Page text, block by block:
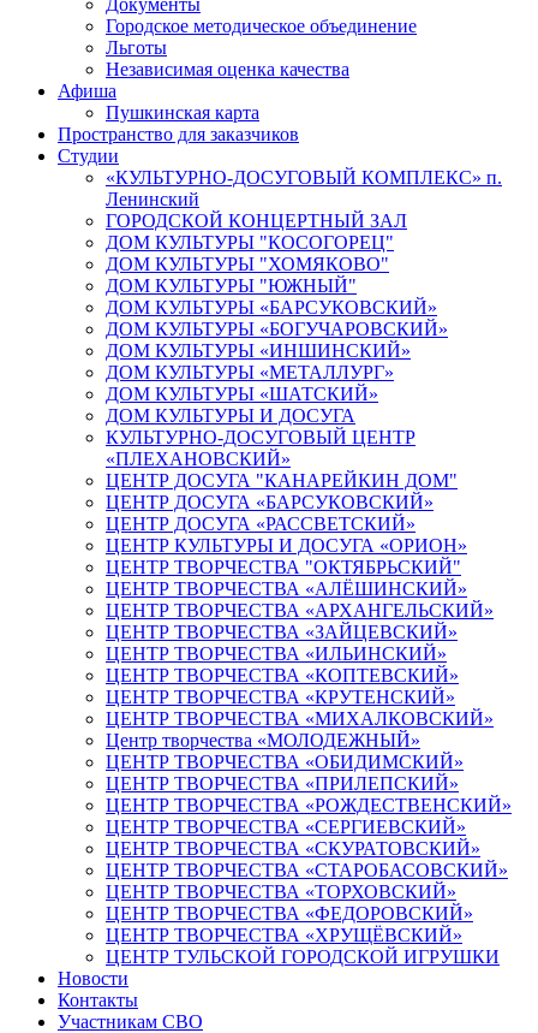
Городское методическое объединение
Льготы
Независимая оценка качества
Афиша
Пушкинская карта
Пространство для заказчиков
Студии
«КУЛЬТУРНО-ДОСУГОВЫЙ КОМПЛЕКС» п.
Ленинский
ГОРОДСКОЙ КОНЦЕРТНЫЙ ЗАЛ
ДОМ КУЛЬТУРЫ "КОСОГОРЕЦ"
ДОМ КУЛЬТУРЫ "ХОМЯКОВО"
ДОМ КУЛЬТУРЫ "ЮЖНЫЙ"
ДОМ КУЛЬТУРЫ «БАРСУКОВСКИЙ»
ДОМ КУЛЬТУРЫ «БОГУЧАРОВСКИЙ»
ДОМ КУЛЬТУРЫ «ИНШИНСКИЙ»
ДОМ КУЛЬТУРЫ «МЕТАЛЛУРГ»
ДОМ КУЛЬТУРЫ «ШАТСКИЙ»
ДОМ КУЛЬТУРЫ И ДОСУГА
КУЛЬТУРНО-ДОСУГОВЫЙ ЦЕНТР
«ПЛЕХАНОВСКИЙ»
ЦЕНТР ДОСУГА "КАНАРЕЙКИН ДОМ"
ЦЕНТР ДОСУГА «БАРСУКОВСКИЙ»
ЦЕНТР ДОСУГА «РАССВЕТСКИЙ»
ЦЕНТР КУЛЬТУРЫ И ДОСУГА «ОРИОН»
ЦЕНТР ТВОРЧЕСТВА "ОКТЯБРЬСКИЙ"
ЦЕНТР ТВОРЧЕСТВА «АЛЁШИНСКИЙ»
ЦЕНТР ТВОРЧЕСТВА «АРХАНГЕЛЬСКИЙ»
ЦЕНТР ТВОРЧЕСТВА «ЗАЙЦЕВСКИЙ»
ЦЕНТР ТВОРЧЕСТВА «ИЛЬИНСКИЙ»
ЦЕНТР ТВОРЧЕСТВА «КОПТЕВСКИЙ»
ЦЕНТР ТВОРЧЕСТВА «КРУТЕНСКИЙ»
ЦЕНТР ТВОРЧЕСТВА «МИХАЛКОВСКИЙ»
Центр творчества «МОЛОДЕЖНЫЙ»
ЦЕНТР ТВОРЧЕСТВА «ОБИДИМСКИЙ»
ЦЕНТР ТВОРЧЕСТВА «ПРИЛЕПСКИЙ»
ЦЕНТР ТВОРЧЕСТВА «РОЖДЕСТВЕНСКИЙ»
ЦЕНТР ТВОРЧЕСТВА «СЕРГИЕВСКИЙ»
ЦЕНТР ТВОРЧЕСТВА «СКУРАТОВСКИЙ»
ЦЕНТР ТВОРЧЕСТВА «СТАРОБАСОВСКИЙ»
ЦЕНТР ТВОРЧЕСТВА «ТОРХОВСКИЙ»
ЦЕНТР ТВОРЧЕСТВА «ФЕДОРОВСКИЙ»
ЦЕНТР ТВОРЧЕСТВА «ХРУЩЁВСКИЙ»
ЦЕНТР ТУЛЬСКОЙ ГОРОДСКОЙ ИГРУШКИ
Новости
Контакты
Участникам СВО